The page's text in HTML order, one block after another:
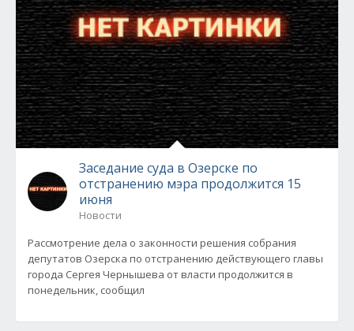
Заседание суда в Озерске по
отстранению мэра продолжится 15
июня
Новости
Рассмотрение дела о законности решения собрания
депутатов Озерска по отстранению действующего главы
города Сергея Чернышева от власти продолжится в
понедельник, сообщил